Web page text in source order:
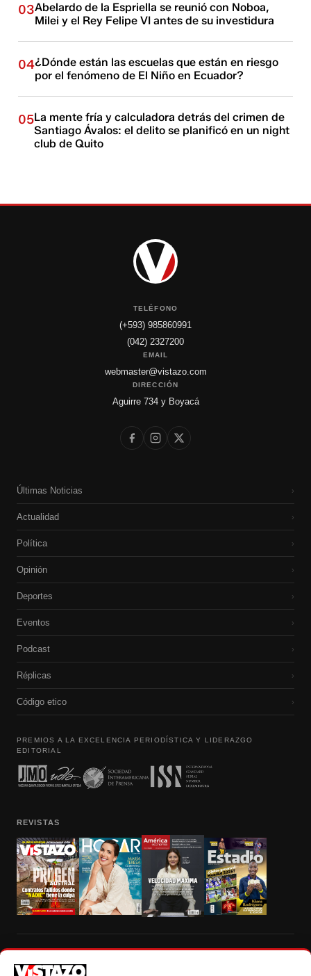
03Abelardo de la Espriella se reunió con Noboa,
Milei y el Rey Felipe VI antes de su investidura
04¿Dónde están las escuelas que están en riesgo
por el fenómeno de El Niño en Ecuador?
05La mente fría y calculadora detrás del crimen de
Santiago Ávalos: el delito se planificó en un night
club de Quito
TELÉFONO
(+593) 985860991
(042) 2327200
EMAIL
webmaster@vistazo.com
DIRECCIÓN
Aguirre 734 y Boyacá
Últimas Noticias ›
Actualidad ›
Política ›
Opinión ›
Deportes ›
Eventos ›
Podcast ›
Réplicas ›
Código etico ›
PREMIOS A LA EXCELENCIA PERIODÍSTICA Y LIDERAZGO
EDITORIAL
REVISTAS
autorización escrita de su titular, de todos los contenidos de Vistazo.com.